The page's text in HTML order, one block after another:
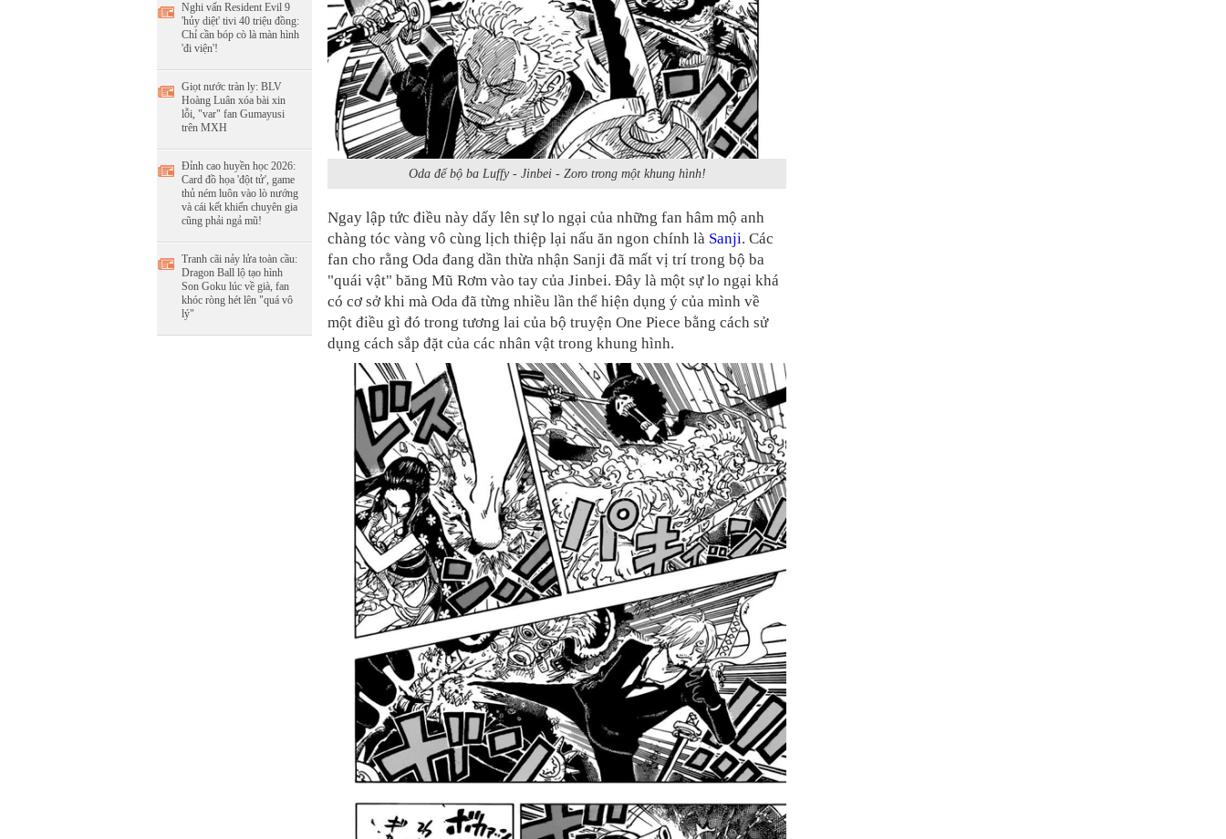
Nghi vấn Resident Evil 9
'hủy diệt' tivi 40 triệu đồng:
Chỉ cần bóp cò là màn hình
'đi viện'!
Giọt nước tràn ly: BLV
Hoàng Luân xóa bài xin
lỗi, "var" fan Gumayusi
trên MXH
Đỉnh cao huyền học 2026:
Card đồ họa 'đột tử', game
thủ ném luôn vào lò nướng
và cái kết khiến chuyên gia
cũng phải ngả mũ!
Tranh cãi nảy lửa toàn cầu:
Dragon Ball lộ tạo hình
Son Goku lúc về già, fan
khóc ròng hét lên "quá vô
lý"
Oda để bộ ba Luffy - Jinbei - Zoro trong một khung hình!
Ngay lập tức điều này dấy lên sự lo ngại của những fan hâm mộ anh
chàng tóc vàng vô cùng lịch thiệp lại nấu ăn ngon chính là Sanji. Các
fan cho rằng Oda đang dần thừa nhận Sanji đã mất vị trí trong bộ ba
"quái vật" băng Mũ Rơm vào tay của Jinbei. Đây là một sự lo ngại khá
có cơ sở khi mà Oda đã từng nhiều lần thể hiện dụng ý của mình về
một điều gì đó trong tương lai của bộ truyện One Piece bằng cách sử
dụng cách sắp đặt của các nhân vật trong khung hình.